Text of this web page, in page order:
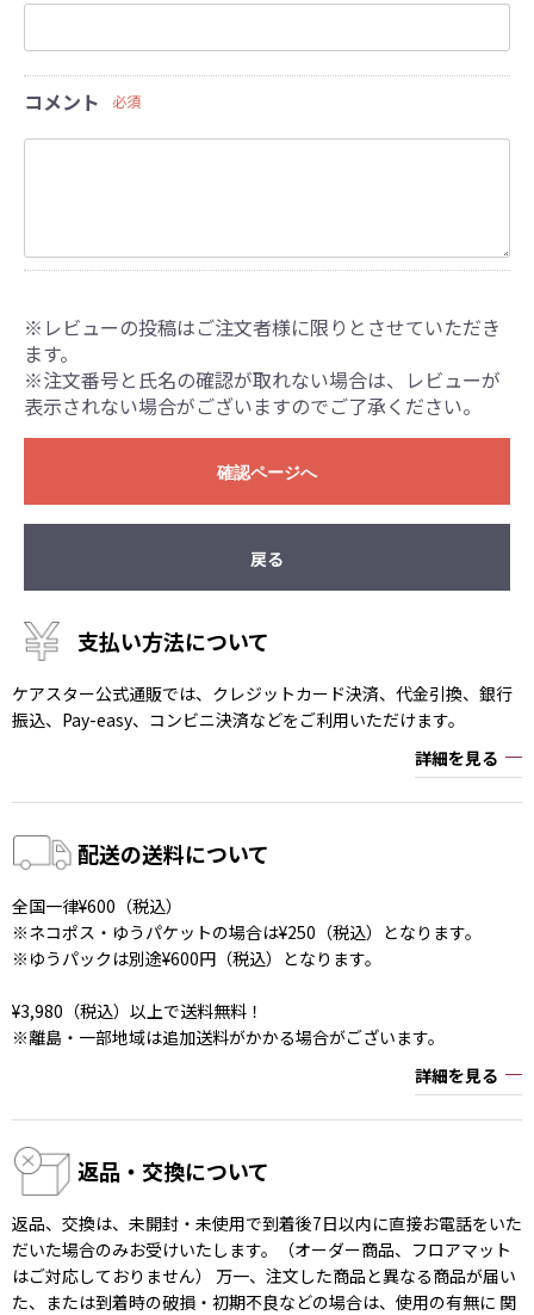
コメント 必須
※レビューの投稿はご注文者様に限りとさせていただき
ます。
※注文番号と氏名の確認が取れない場合は、レビューが
表示されない場合がございますのでご了承ください。
確認ページへ
戻る
支払い方法について
ケアスター公式通販では、クレジットカード決済、代金引換、銀行
振込、Pay-easy、コンビニ決済などをご利用いただけます。
詳細を見る
配送の送料について
全国一律¥600（税込）
※ネコポス・ゆうパケットの場合は¥250（税込）となります。
※ゆうパックは別途¥600円（税込）となります。
¥3,980（税込）以上で送料無料！
※離島・一部地域は追加送料がかかる場合がございます。
詳細を見る
返品・交換について
返品、交換は、未開封・未使用で到着後7日以内に直接お電話をいた
だいた場合のみお受けいたします。（オーダー商品、フロアマット
はご対応しておりません） 万一、注文した商品と異なる商品が届い
た、または到着時の破損・初期不良などの場合は、使用の有無に 関